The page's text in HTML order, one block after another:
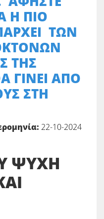
Η ΠΙΟ
ΤΩΝ
ΤΗΣ
ΓΙΝΕΙ ΑΠΟ
ΣΤΗ
22-10-2024
ΨΥΧΗ